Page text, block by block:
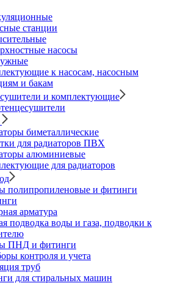
станции
насосы
к насосам, насосным
и бакам
и комплектующие
биметаллические
для радиаторов ПВХ
алюминиевые
для радиаторов
полипропиленовые и фитинги
арматура
подводка воды и газа, подводки к
ПНД и фитинги
контроля и учета
труб
для стиральных машин